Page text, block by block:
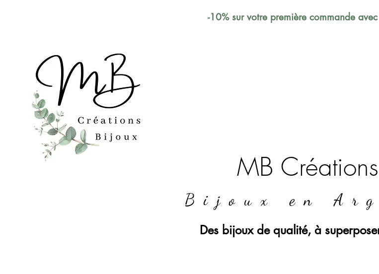
-10% sur votre première commande
MB
Bijoux en
Des bijoux de qualité, à